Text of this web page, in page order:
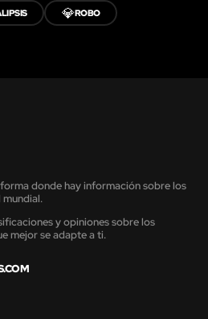
💎ROBO
donde hay información sobre los
mundial.
y opiniones sobre los
mejor se adapte a ti.